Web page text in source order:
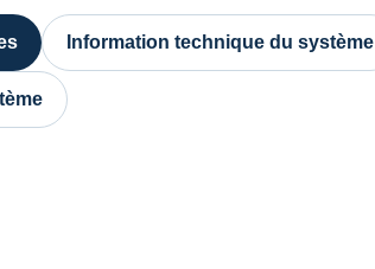
Information technique du système